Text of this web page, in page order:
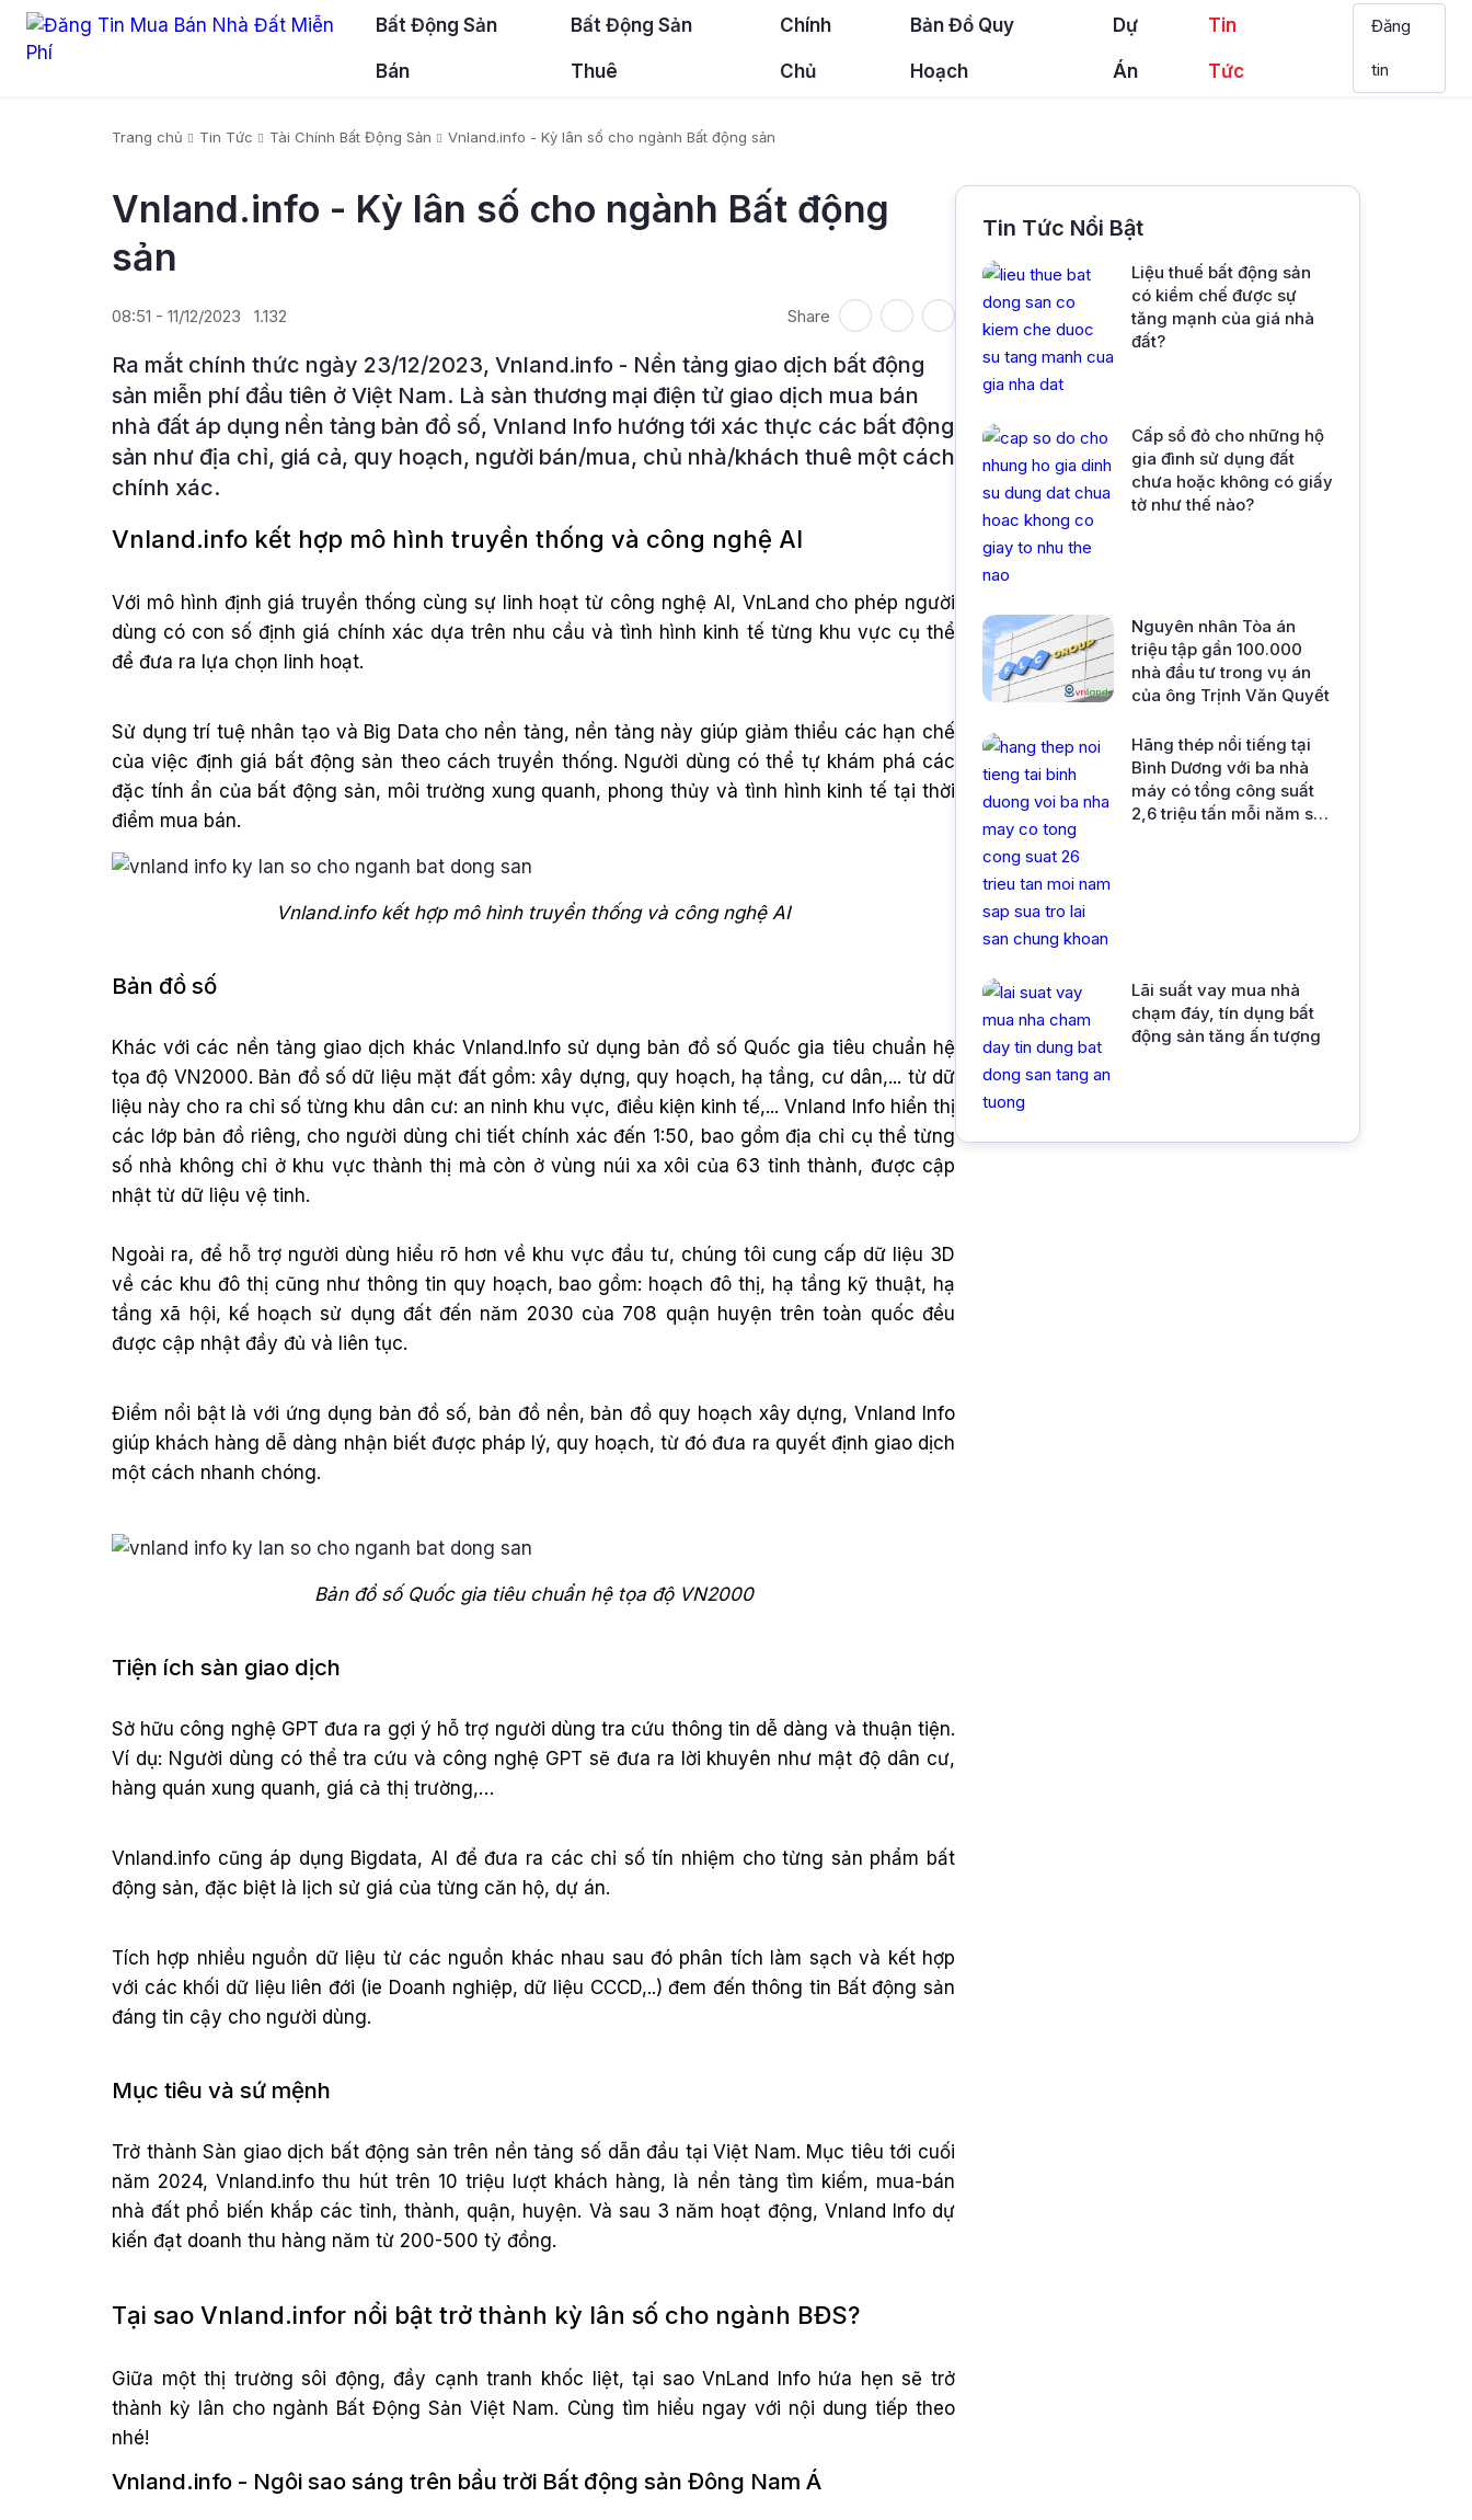
Bất Động Sản
Bán
Bất Động Sản
Thuê
Chính
Chủ
Bản Đồ Quy
Hoạch
Dự
Án
Tin
Tức
Đăng
tin
Trang chủ Tin Tức Tài Chính Bất Động Sản Vnland.info - Kỳ lân số cho ngành Bất động sản
Vnland.info - Kỳ lân số cho ngành Bất động
sản
08:51 - 11/12/2023 1.132 Share
Ra mắt chính thức ngày 23/12/2023, Vnland.info - Nền tảng giao dịch bất động
sản miễn phí đầu tiên ở Việt Nam. Là sàn thương mại điện tử giao dịch mua bán
nhà đất áp dụng nền tảng bản đồ số, Vnland Info hướng tới xác thực các bất động
sản như địa chỉ, giá cả, quy hoạch, người bán/mua, chủ nhà/khách thuê một cách
chính xác.
Vnland.info kết hợp mô hình truyền thống và công nghệ AI
Với mô hình định giá truyền thống cùng sự linh hoạt từ công nghệ AI, VnLand cho phép người
dùng có con số định giá chính xác dựa trên nhu cầu và tình hình kinh tế từng khu vực cụ thể
để đưa ra lựa chọn linh hoạt.
Sử dụng trí tuệ nhân tạo và Big Data cho nền tảng, nền tảng này giúp giảm thiểu các hạn chế
của việc định giá bất động sản theo cách truyền thống. Người dùng có thể tự khám phá các
đặc tính ẩn của bất động sản, môi trường xung quanh, phong thủy và tình hình kinh tế tại thời
điểm mua bán.
Vnland.info kết hợp mô hình truyền thống và công nghệ AI
Bản đồ số
Khác với các nền tảng giao dịch khác Vnland.Info sử dụng bản đồ số Quốc gia tiêu chuẩn hệ
tọa độ VN2000. Bản đồ số dữ liệu mặt đất gồm: xây dựng, quy hoạch, hạ tầng, cư dân,... từ dữ
liệu này cho ra chỉ số từng khu dân cư: an ninh khu vực, điều kiện kinh tế,... Vnland Info hiển thị
các lớp bản đồ riêng, cho người dùng chi tiết chính xác đến 1:50, bao gồm địa chỉ cụ thể từng
số nhà không chỉ ở khu vực thành thị mà còn ở vùng núi xa xôi của 63 tỉnh thành, được cập
nhật từ dữ liệu vệ tinh.
Ngoài ra, để hỗ trợ người dùng hiểu rõ hơn về khu vực đầu tư, chúng tôi cung cấp dữ liệu 3D
về các khu đô thị cũng như thông tin quy hoạch, bao gồm: hoạch đô thị, hạ tầng kỹ thuật, hạ
tầng xã hội, kế hoạch sử dụng đất đến năm 2030 của 708 quận huyện trên toàn quốc đều
được cập nhật đầy đủ và liên tục.
Điểm nổi bật là với ứng dụng bản đồ số, bản đồ nền, bản đồ quy hoạch xây dựng, Vnland Info
giúp khách hàng dễ dàng nhận biết được pháp lý, quy hoạch, từ đó đưa ra quyết định giao dịch
một cách nhanh chóng.
Bản đồ số Quốc gia tiêu chuẩn hệ tọa độ VN2000
Tiện ích sàn giao dịch
Sở hữu công nghệ GPT đưa ra gợi ý hỗ trợ người dùng tra cứu thông tin dễ dàng và thuận tiện.
Ví dụ: Người dùng có thể tra cứu và công nghệ GPT sẽ đưa ra lời khuyên như mật độ dân cư,
hàng quán xung quanh, giá cả thị trường,…
Vnland.info cũng áp dụng Bigdata, AI để đưa ra các chỉ số tín nhiệm cho từng sản phẩm bất
động sản, đặc biệt là lịch sử giá của từng căn hộ, dự án.
Tích hợp nhiều nguồn dữ liệu từ các nguồn khác nhau sau đó phân tích làm sạch và kết hợp
với các khối dữ liệu liên đới (ie Doanh nghiệp, dữ liệu CCCD,..) đem đến thông tin Bất động sản
đáng tin cậy cho người dùng.
Mục tiêu và sứ mệnh
Trở thành Sàn giao dịch bất động sản trên nền tảng số dẫn đầu tại Việt Nam. Mục tiêu tới cuối
năm 2024, Vnland.info thu hút trên 10 triệu lượt khách hàng, là nền tảng tìm kiếm, mua-bán
nhà đất phổ biến khắp các tỉnh, thành, quận, huyện. Và sau 3 năm hoạt động, Vnland Info dự
kiến đạt doanh thu hàng năm từ 200-500 tỷ đồng.
Tại sao Vnland.infor nổi bật trở thành kỳ lân số cho ngành BĐS?
Giữa một thị trường sôi động, đầy cạnh tranh khốc liệt, tại sao VnLand Info hứa hẹn sẽ trở
thành kỳ lân cho ngành Bất Động Sản Việt Nam. Cùng tìm hiểu ngay với nội dung tiếp theo
nhé!
Vnland.info - Ngôi sao sáng trên bầu trời Bất động sản Đông Nam Á
Tin Tức Nổi Bật
Liệu thuế bất động sản
có kiềm chế được sự
tăng mạnh của giá nhà
đất?
Cấp sổ đỏ cho những hộ
gia đình sử dụng đất
chưa hoặc không có giấy
tờ như thế nào?
Nguyên nhân Tòa án
triệu tập gần 100.000
nhà đầu tư trong vụ án
của ông Trịnh Văn Quyết
Hãng thép nổi tiếng tại
Bình Dương với ba nhà
máy có tổng công suất
2,6 triệu tấn mỗi năm sắp
Lãi suất vay mua nhà
chạm đáy, tín dụng bất
động sản tăng ấn tượng